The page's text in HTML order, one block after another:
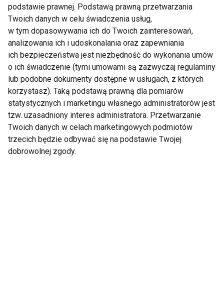
Jak woda działa na
organizm człowieka i
ile powinniśmy jej pić?
Planujesz
odchudzanie?
Przygotuj dobrze swój
organizm!
podstawie prawnej. Podstawą prawną przetwarzania
Twoich danych w celu świadczenia usług,
w tym dopasowywania ich do Twoich zainteresowań,
analizowania ich i udoskonalania oraz zapewniania
ich bezpieczeństwa jest niezbędność do wykonania umów
o ich świadczenie (tymi umowami są zazwyczaj regulaminy
lub podobne dokumenty dostępne w usługach, z których
korzystasz). Taką podstawą prawną dla pomiarów
statystycznych i marketingu własnego administratorów jest
tzw. uzasadniony interes administratora. Przetwarzanie
Twoich danych w celach marketingowych podmiotów
trzecich będzie odbywać się na podstawie Twojej
dobrowolnej zgody.